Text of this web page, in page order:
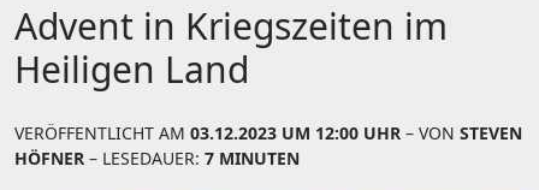
Advent in Kriegszeiten im
Heiligen Land
VERÖFFENTLICHT AM 03.12.2023 UM 12:00 UHR – VON STEVEN
HÖFNER – LESEDAUER: 7 MINUTEN